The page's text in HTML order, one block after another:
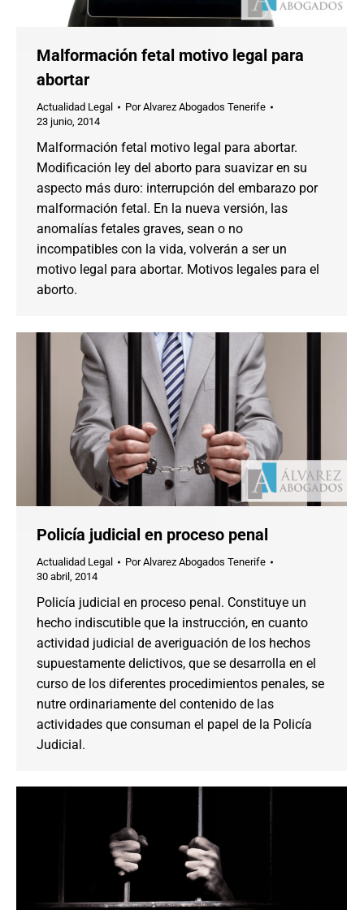
Malformación fetal motivo legal para
abortar
Actualidad Legal PorAlvarez Abogados Tenerife
23 junio, 2014
Malformación fetal motivo legal para abortar.
Modificación ley del aborto para suavizar en su
aspecto más duro: interrupción del embarazo por
malformación fetal. En la nueva versión, las
anomalías fetales graves, sean o no
incompatibles con la vida, volverán a ser un
motivo legal para abortar. Motivos legales para el
aborto.
Policía judicial en proceso penal
Actualidad Legal PorAlvarez Abogados Tenerife
30 abril, 2014
Policía judicial en proceso penal. Constituye un
hecho indiscutible que la instrucción, en cuanto
actividad judicial de averiguación de los hechos
supuestamente delictivos, que se desarrolla en el
curso de los diferentes procedimientos penales, se
nutre ordinariamente del contenido de las
actividades que consuman el papel de la Policía
Judicial.